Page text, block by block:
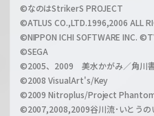
h
a
n
l
©なのはStrikerS PROJECT
©ATLUS CO.,LTD.1996,2006 ALL
©NIPPON ICHI SOFTWARE INC.
©SEGA
©2005、2009 美水かがみ／角川
©2008 VisualArt's/Key
©2009 Nitroplus/Project
©2007,2008,2009谷川流･いとうの